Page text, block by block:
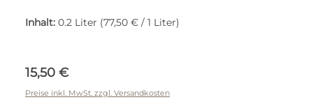
Inhalt: 0.2 Liter (77,50 € / 1 Liter)
Regulärer Preis:
15,50 €
Preise inkl. MwSt. zzgl. Versandkosten